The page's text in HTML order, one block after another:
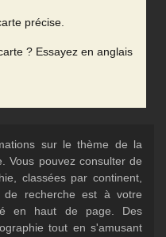
précise.
? Essayez en anglais
sur le thème de la
Vous pouvez consulter de
classées par continent,
recherche est à votre
en haut de page. Des
tout en s'amusant